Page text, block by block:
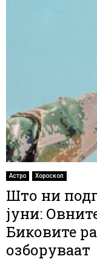
Астро Хороскоп
Што ни
јуни:
Биковите
озборуваат